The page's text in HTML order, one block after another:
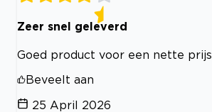
Zeer snel geleverd
Goed product voor een nette prijs
Beveelt aan
25 April 2026